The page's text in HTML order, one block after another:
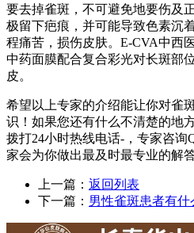
要去掉雀斑，不可避免地要伤及
极留下疤痕，并可能导致色素沉
程痛苦，损伤皮肤。E-CVA中西
中药面膜配合复合彩光对长斑部
皮。
希望以上专家的介绍能让你对雀
识！如果您还有什么不清楚的地
拨打24小时热线电话-，专家咨询
家会为你做出最及时最专业的解答
上一篇： 返回列表
下一篇： 男性雀斑患者有什